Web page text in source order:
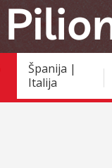
Španija |
Italija